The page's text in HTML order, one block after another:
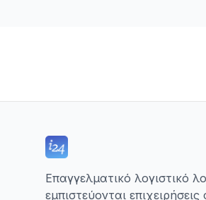
Επαγγελματικό λογιστικό
εμπιστεύονται